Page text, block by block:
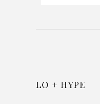
LO + HYPE